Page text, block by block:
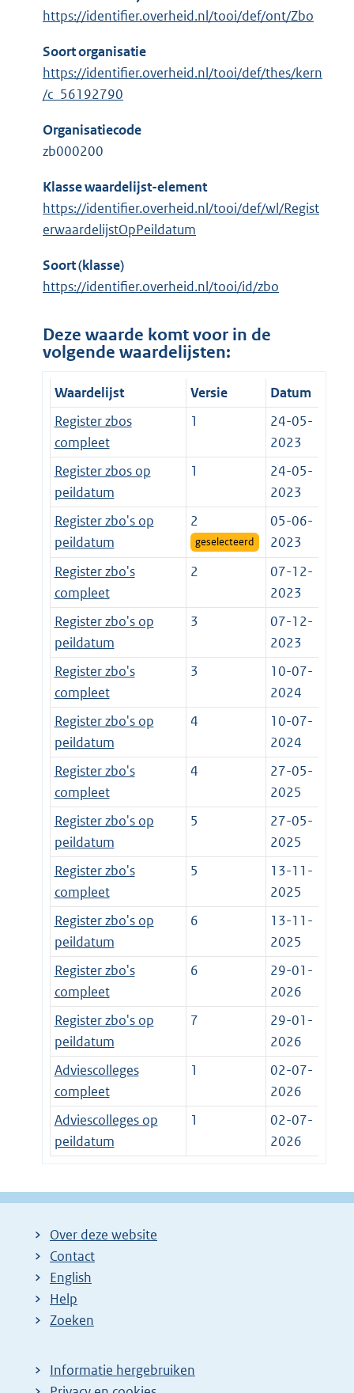
https://identifier.overheid.nl/tooi/def/ont/Zbo
Soort organisatie
https://identifier.overheid.nl/tooi/def/thes/kern
/c_56192790
Organisatiecode
zb000200
Klasse waardelijst-element
https://identifier.overheid.nl/tooi/def/wl/Regist
erwaardelijstOpPeildatum
Soort (klasse)
https://identifier.overheid.nl/tooi/id/zbo
Deze waarde komt voor in de
volgende waardelijsten:
Waardelijst Versie
Datum
Register zbos
compleet
1
24-05-
2023
Register zbos op
peildatum
1
24-05-
2023
Register zbo's op
peildatum
2
geselecteerd
05-06-
2023
Register zbo's
compleet
2
07-12-
2023
Register zbo's op
peildatum
3
07-12-
2023
Register zbo's
compleet
3
10-07-
2024
Register zbo's op
peildatum
4
10-07-
2024
Register zbo's
compleet
4
27-05-
2025
Register zbo's op
peildatum
5
27-05-
2025
Register zbo's
compleet
5
13-11-
2025
Register zbo's op
peildatum
6
13-11-
2025
Register zbo's
compleet
6
29-01-
2026
Register zbo's op
peildatum
7
29-01-
2026
Adviescolleges
compleet
1
02-07-
2026
Adviescolleges op
peildatum
1
02-07-
2026
Over deze website
Contact
English
Help
Zoeken
Informatie hergebruiken